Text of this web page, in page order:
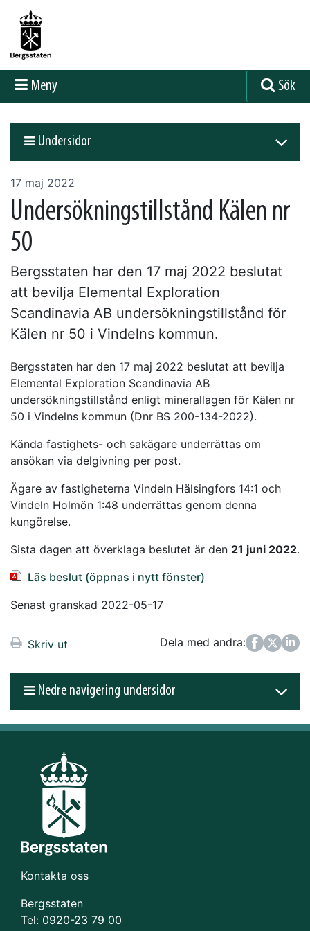
Meny Sök
Undersidor
17 maj 2022
Undersökningstillstånd Kälen nr
50
Bergsstaten har den 17 maj 2022 beslutat
att bevilja Elemental Exploration
Scandinavia AB undersökningstillstånd för
Kälen nr 50 i Vindelns kommun.
Bergsstaten har den 17 maj 2022 beslutat att bevilja
Elemental Exploration Scandinavia AB
undersökningstillstånd enligt minerallagen för Kälen nr
50 i Vindelns kommun (Dnr BS 200-134-2022).
Kända fastighets- och sakägare underrättas om
ansökan via delgivning per post.
Ägare av fastigheterna Vindeln Hälsingfors 14:1 och
Vindeln Holmön 1:48 underrättas genom denna
kungörelse.
Sista dagen att överklaga beslutet är den 21 juni 2022.
Läs beslut (öppnas i nytt fönster)
Senast granskad 2022-05-17
Skriv ut Dela med andra:
FacebookTwitter
LinkedIn
Nedre navigering undersidor
Kontakta oss
Bergsstaten
Tel: 0920-23 79 00